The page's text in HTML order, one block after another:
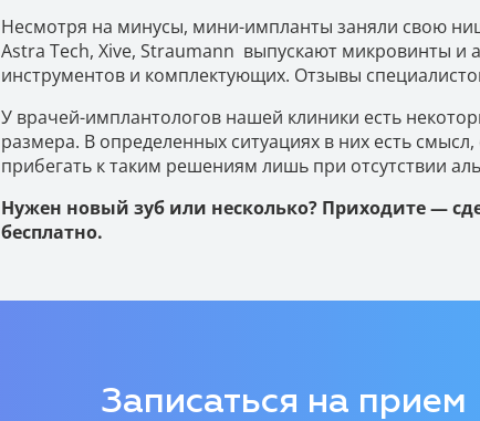
Несмотря на минусы, мини-импланты заняли свою
Astra Tech, Xive, Straumann выпускают микровинты и
инструментов и комплектующих. Отзывы
У врачей-имплантологов нашей клиники есть
размера. В определенных ситуациях в них есть
прибегать к таким решениям лишь при отсутствии
Нужен новый зуб или несколько? Приходите —
бесплатно.
Записаться на прием